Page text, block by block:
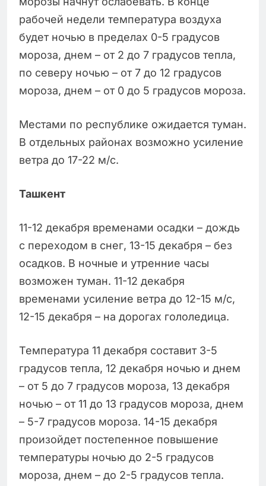
рабочей недели температура воздуха
будет ночью в пределах 0-5 градусов
мороза, днем – от 2 до 7 градусов тепла,
по северу ночью – от 7 до 12 градусов
мороза, днем – от 0 до 5 градусов мороза.
Местами по республике ожидается туман.
В отдельных районах возможно усиление
ветра до 17-22 м/с.
Ташкент
11-12 декабря временами осадки – дождь
с переходом в снег, 13-15 декабря – без
осадков. В ночные и утренние часы
возможен туман. 11-12 декабря
временами усиление ветра до 12-15 м/с,
12-15 декабря – на дорогах гололедица.
Температура 11 декабря составит 3-5
градусов тепла, 12 декабря ночью и днем
– от 5 до 7 градусов мороза, 13 декабря
ночью – от 11 до 13 градусов мороза, днем
– 5-7 градусов мороза. 14-15 декабря
произойдет постепенное повышение
температуры ночью до 2-5 градусов
мороза, днем – до 2-5 градусов тепла.